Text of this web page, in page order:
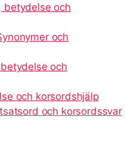
betydelse och
och
och
och korsordshjälp
och korsordssvar